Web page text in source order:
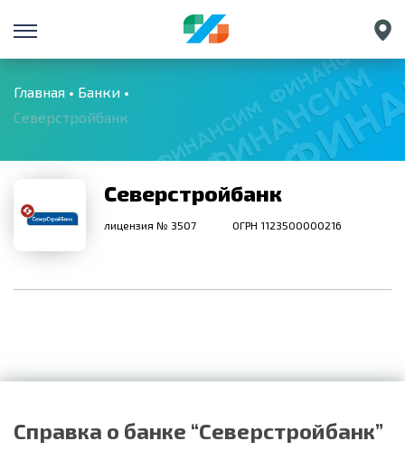
Санкт-Петербург
Екатеринбург
Краснодар
Нижний Новгород
Главная
Банки
Северстройбанк
Северстройбанк
лицензия № 3507 ОГРН 1123500000216
Справка о банке “Северстройбанк”